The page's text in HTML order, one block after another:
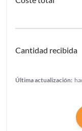
Última actualización: